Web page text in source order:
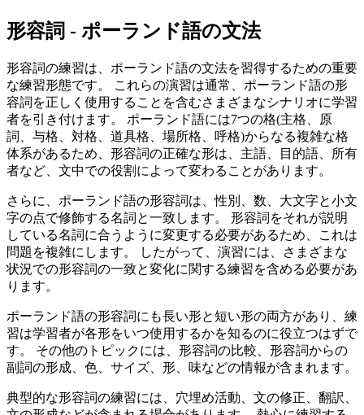
形容詞 - ポーランド語の文法
形容詞の練習は、ポーランド語の文法を習得するための重要
な練習形態です。 これらの演習は通常、ポーランド語の形
容詞を正しく使用することを含むさまざまなシナリオに学習
者を引き付けます。 ポーランド語には7つの格(主格、原
詞、与格、対格、道具格、場所格、呼格)からなる複雑な格
体系があるため、形容詞の正確な形は、主語、目的語、所有
者など、文中での役割によって変わることがあります。
さらに、ポーランド語の形容詞は、性別、数、大文字と小文
字の点で修飾する名詞と一致します。 形容詞をそれが説明
している名詞に合うように変更する必要があるため、これは
問題を複雑にします。 したがって、演習には、さまざまな
状況での形容詞の一致と変化に関する練習を含める必要があ
ります。
ポーランド語の形容詞にも長い形と短い形の両方があり、練
習は学習者が各形をいつ使用するかを知るのに役立つはずで
す。 その他のトピックには、形容詞の比較、形容詞からの
副詞の形成、色、サイズ、形、味などの情報が含まれます。
典型的な形容詞の練習には、穴埋め活動、文の修正、翻訳、